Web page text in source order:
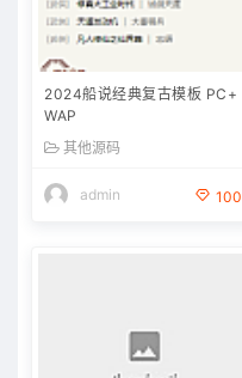
2024船说经典复古模板 PC+
WAP
其他源码
admin 100